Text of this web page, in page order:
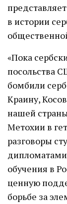
в истории
«Пока
посольства
бомбили
Краину,
нашей
Метохии в
разговоры
обучения в
ценную
борьбе за